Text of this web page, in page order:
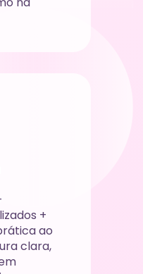
+
ao
clara,